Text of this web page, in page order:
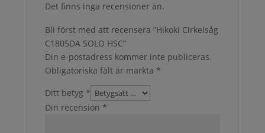
Det finns inga recensioner än.
Bli först med att recensera ”Hikoki Cirkelsåg
C1805DA SOLO HSC”
Din e-postadress kommer inte publiceras.
Obligatoriska fält är märkta *
Ditt betyg *
Din recension *